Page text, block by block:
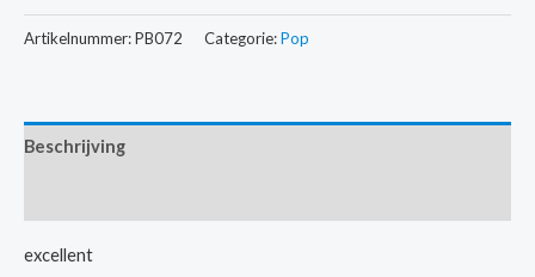
-
Know
/
On
Artikelnummer:PB072 Categorie:Pop
Beschrijving
excellent